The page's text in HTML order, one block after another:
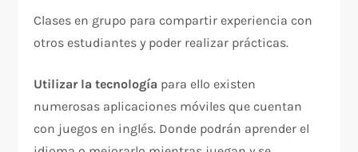
Clases en grupo para compartir experiencia con
otros estudiantes y poder realizar prácticas.
Utilizar la tecnología para ello existen
numerosas aplicaciones móviles que cuentan
con juegos en inglés. Donde podrán aprender el